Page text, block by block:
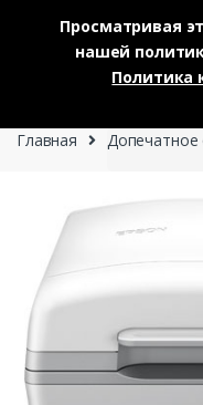
Skip to navigation
Skip to content
Главная Допечатное
Просматривая
нашей
Политика